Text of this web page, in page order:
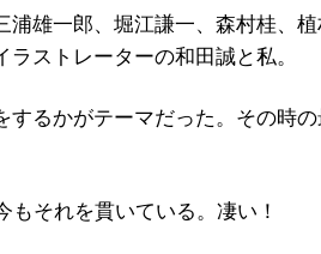
浦雄一郎、堀江謙一、森村桂、
ストレーターの和田誠と私。
るかがテーマだった。その時
それを貫いている。凄い！